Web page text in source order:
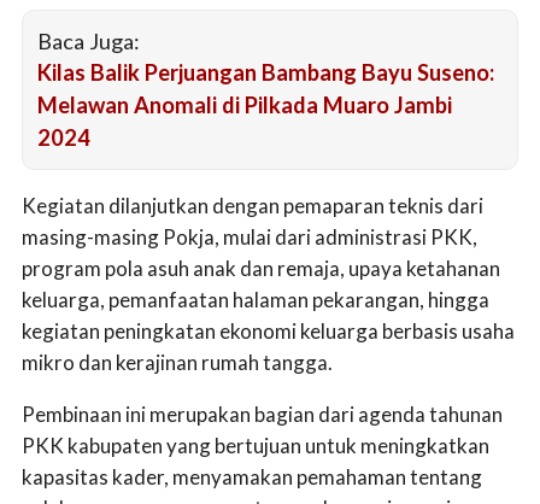
Baca Juga:
Kilas Balik Perjuangan Bambang Bayu Suseno:
Melawan Anomali di Pilkada Muaro Jambi
2024
Kegiatan dilanjutkan dengan pemaparan teknis dari
masing-masing Pokja, mulai dari administrasi PKK,
program pola asuh anak dan remaja, upaya ketahanan
keluarga, pemanfaatan halaman pekarangan, hingga
kegiatan peningkatan ekonomi keluarga berbasis usaha
mikro dan kerajinan rumah tangga.
Pembinaan ini merupakan bagian dari agenda tahunan
PKK kabupaten yang bertujuan untuk meningkatkan
kapasitas kader, menyamakan pemahaman tentang